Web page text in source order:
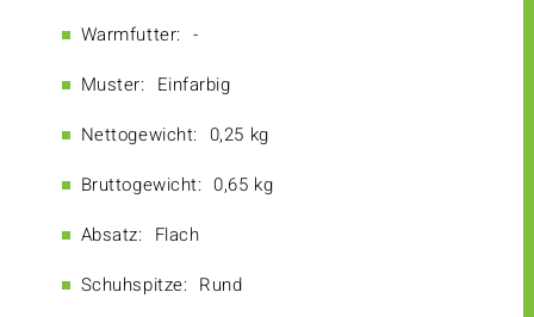
Warmfutter: -
Muster: Einfarbig
Nettogewicht: 0,25 kg
Bruttogewicht: 0,65 kg
Absatz: Flach
Schuhspitze: Rund